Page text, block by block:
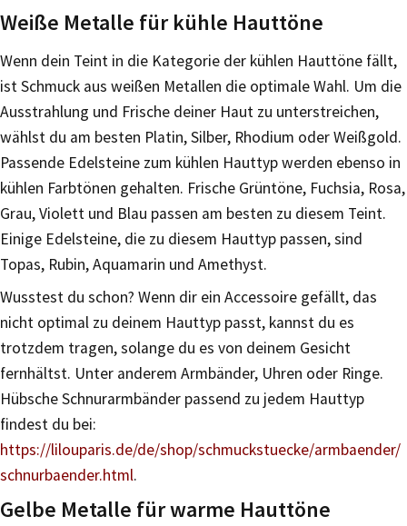
Weiße Metalle für kühle Hauttöne
Wenn dein Teint in die Kategorie der kühlen Hauttöne fällt,
ist Schmuck aus weißen Metallen die optimale Wahl. Um die
Ausstrahlung und Frische deiner Haut zu unterstreichen,
wählst du am besten Platin, Silber, Rhodium oder Weißgold.
Passende Edelsteine zum kühlen Hauttyp werden ebenso in
kühlen Farbtönen gehalten. Frische Grüntöne, Fuchsia, Rosa,
Grau, Violett und Blau passen am besten zu diesem Teint.
Einige Edelsteine, die zu diesem Hauttyp passen, sind
Topas, Rubin, Aquamarin und Amethyst.
Wusstest du schon? Wenn dir ein Accessoire gefällt, das
nicht optimal zu deinem Hauttyp passt, kannst du es
trotzdem tragen, solange du es von deinem Gesicht
fernhältst. Unter anderem Armbänder, Uhren oder Ringe.
Hübsche Schnurarmbänder passend zu jedem Hauttyp
findest du bei:
https://lilouparis.de/de/shop/schmuckstuecke/armbaender/
schnurbaender.html.
Gelbe Metalle für warme Hauttöne